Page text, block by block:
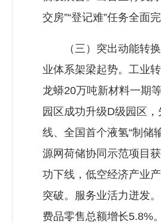
交房”“登记难”任务全面
（三）突出动能转换
业体系架梁起势。工业
龙蟒20万吨新材料一期
园区成功升级D级园区
线、全国首个液氢“制储
源网荷储协同示范项目
功下线，低空经济产业
突破。服务业活力迸发
费品零售总额增长5.8%